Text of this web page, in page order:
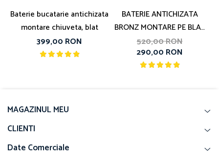
Baterie bucatarie antichizata
montare chiuveta, blat
399,00 RON
BATERIE ANTICHIZATA
BRONZ MONTARE PE BLAT
LANGA LAVOAR
520,00 RON
290,00 RON
MAGAZINUL MEU
CLIENTI
Date Comerciale